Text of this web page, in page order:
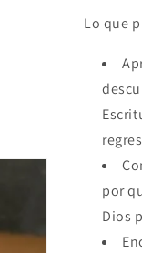
Lo que
por
Dios